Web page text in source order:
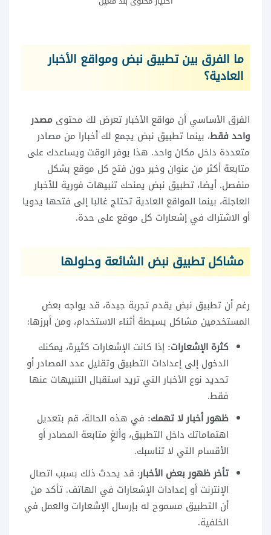
ما الفرق بين تطبيق نبض ومواقع الأخبار
العادية؟
الفرق الأساسي أن مواقع الأخبار تعرض لك محتوى مصدر
واحد فقط، بينما تطبيق نبض يجمع لك أخبارا من مصادر
متعددة داخل مكان واحد. هذا يوفر الوقت ويساعدك على
متابعة أكثر من عنوان وخبر دون فتح كل موقع بشكل
منفصل. أيضا، تطبيق نبض يمنحك تنبيهات فورية للأخبار
العاجلة، بينما المواقع العادية تحتاج غالبا إلى فتحها يدويا
أو الاشتراك في إشعارات كل موقع على حدة.
مشاكل تطبيق نبض الشائعة وحلولها
رغم أن تطبيق نبض يقدم تجربة جيدة، قد يواجه بعض
المستخدمين مشاكل بسيطة أثناء الاستخدام، ومن أبرزها:
كثرة الإشعارات: إذا كانت الإشعارات كثيرة، يمكنك
الدخول إلى إعدادات التطبيق وتقليل عدد المصادر أو
تحديد نوع الأخبار التي تريد استقبال التنبيهات عنها
فقط.
ظهور أخبار لا تهمك: في هذه الحالة، قم بتعديل
اهتماماتك داخل التطبيق، وألغِ متابعة المصادر أو
الأقسام التي لا تناسبك.
تأخر ظهور بعض الأخبار: قد يحدث ذلك بسبب اتصال
الإنترنت أو إعدادات الإشعارات في الهاتف. تأكد من
أن التطبيق مسموح له بإرسال الإشعارات والعمل في
الخلفية.